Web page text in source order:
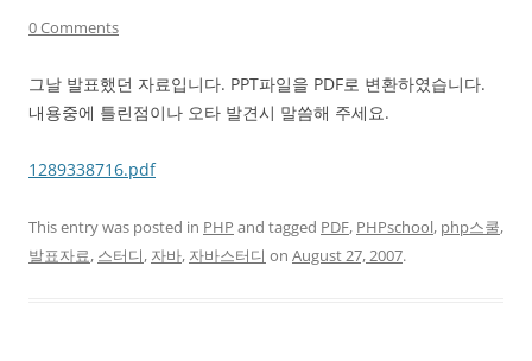
0 Comments
그날 발표했던 자료입니다. PPT파일을 PDF로 변환하였습니다.
내용중에 틀린점이나 오타 발견시 말씀해 주세요.
1289338716.pdf
This entry was posted in PHP and tagged PDF, PHPschool, php스쿨,
발표자료, 스터디, 자바, 자바스터디 on August 27, 2007.